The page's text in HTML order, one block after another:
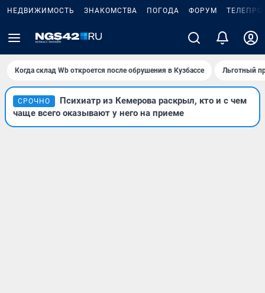
НЕДВИЖИМОСТЬ ЗНАКОМСТВА ПОГОДА ФОРУМ
Когда склад Wb откроется после обрушения в Кузбассе Льготный
СРОЧНО
Психиатр из Кемерова раскрыл, кто и с чем
чаще всего оказывают у него на приеме